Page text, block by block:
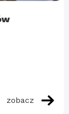
zobacz